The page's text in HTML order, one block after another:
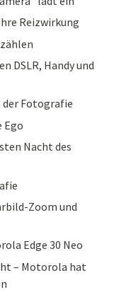
Reizwirkung
DSLR, Handy und
der Fotografie
Ego
Nacht des
Zoom und
Edge 30 Neo
– Motorola hat